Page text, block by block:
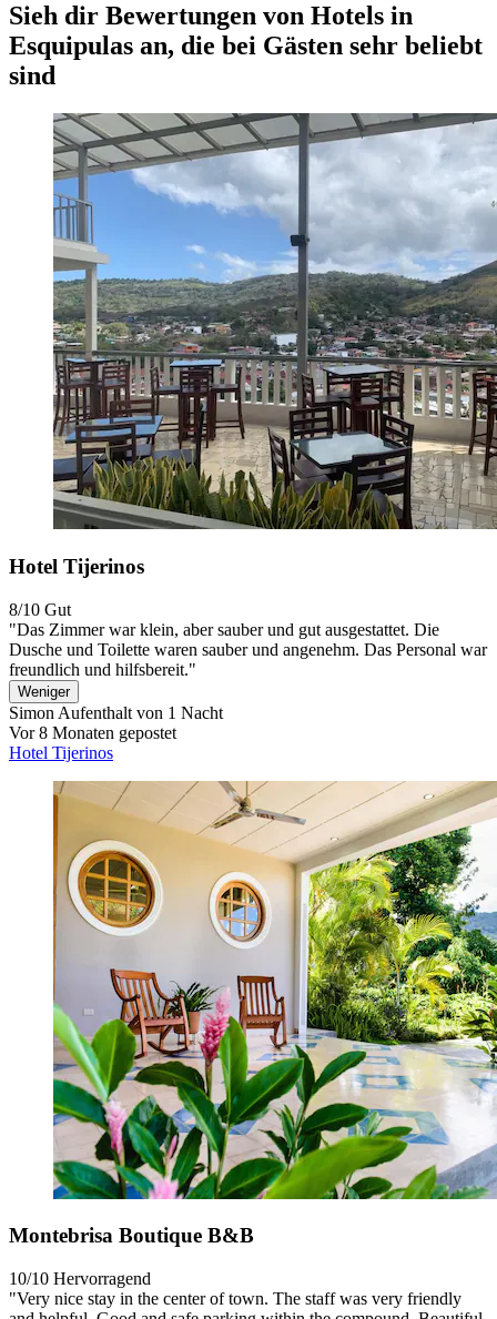
Sieh dir Bewertungen von Hotels in
Esquipulas an, die bei Gästen sehr beliebt
sind
Hotel Tijerinos
8/10 Gut
"Das Zimmer war klein, aber sauber und gut ausgestattet. Die
Dusche und Toilette waren sauber und angenehm. Das Personal war
freundlich und hilfsbereit."
Weniger
Simon Aufenthalt von 1 Nacht
Vor 8 Monaten gepostet
Hotel Tijerinos
Montebrisa Boutique B&B
10/10 Hervorragend
"Very nice stay in the center of town. The staff was very friendly